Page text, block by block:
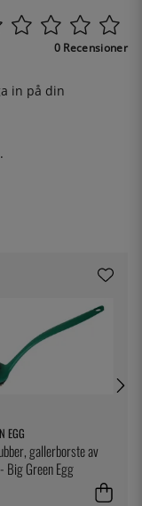
0 Recensioner
in på din
EGG
gallerborste av
Big Green Egg